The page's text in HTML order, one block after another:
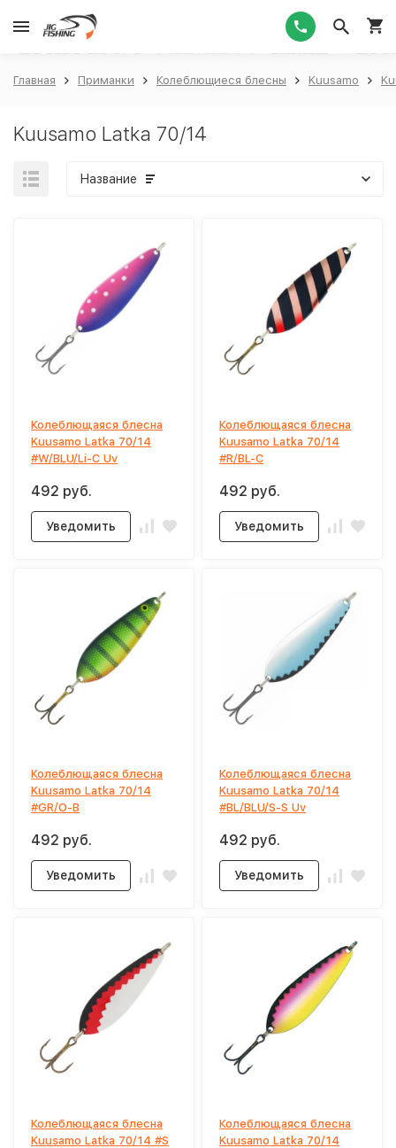
Главная Приманки Колеблющиеся блесны Kuusamo
Kuusamo Latka 70/14
Название
Колеблющаяся блесна
Kuusamo Latka 70/14
#W/BLU/Li-C Uv
492 руб.
Уведомить
Колеблющаяся блесна
Kuusamo Latka 70/14
#R/BL-C
492 руб.
Уведомить
Колеблющаяся блесна
Kuusamo Latka 70/14
#GR/O-B
492 руб.
Уведомить
Колеблющаяся блесна
Kuusamo Latka 70/14
#BL/BLU/S-S Uv
492 руб.
Уведомить
Колеблющаяся блесна
Kuusamo Latka 70/14 #S
Колеблющаяся блесна
Kuusamo Latka 70/14